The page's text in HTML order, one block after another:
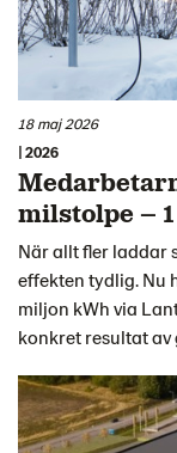
18 maj 2026
| 2026
milstolpe –
När allt fler laddar
effekten tydlig. Nu
miljon kWh via
konkret resultat av